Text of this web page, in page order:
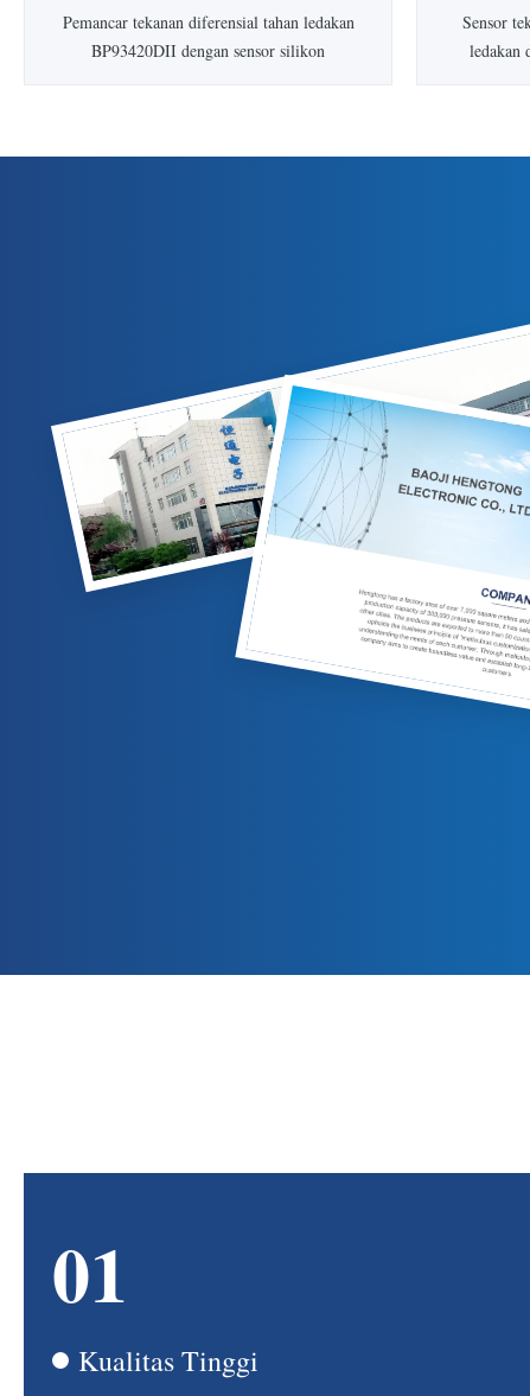
Pemancar Tekanan Diferensial
Pemancar Level
Pemancar tekanan diferensial tahan ledakan
BP93420DII dengan sensor silikon
pengukuran gas/cairan di industri minyak
Sensor
ledakan
IP65,
01
Kualitas Tinggi